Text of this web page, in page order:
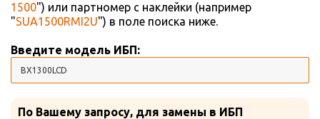
1500") или партномер с наклейки (например
"SUA1500RMI2U") в поле поиска ниже.
Введите модель ИБП:
По Вашему запросу, для замены в ИБП